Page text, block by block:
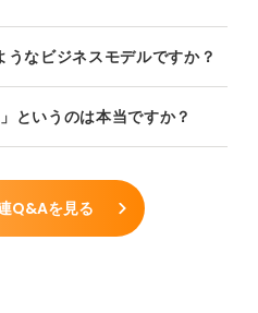
うなビジネスモデルですか？
というのは本当ですか？
Q&Aを見る